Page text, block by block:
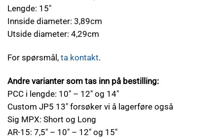
Lengde: 15″
Innside diameter: 3,89cm
Utside diameter: 4,29cm
For spørsmål, ta kontakt.
Andre varianter som tas inn på bestilling:
PCC i lengde: 10″ – 12″ og 14″
Custom JP5 13″ forsøker vi å lagerføre også
Sig MPX: Short og Long
AR-15: 7,5″ – 10″ – 12″ og 15″